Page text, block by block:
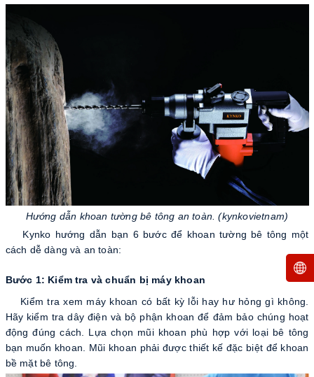
Hướng dẫn khoan tường bê tông an toàn. (kynkovietnam)
Kynko hướng dẫn bạn 6 bước để khoan tường bê tông một
cách dễ dàng và an toàn:
Bước 1: Kiểm tra và chuẩn bị máy khoan
Kiểm tra xem máy khoan có bất kỳ lỗi hay hư hỏng gì không.
Hãy kiểm tra dây điện và bộ phận khoan để đảm bảo chúng hoạt
động đúng cách. Lựa chọn mũi khoan phù hợp với loại bê tông
bạn muốn khoan. Mũi khoan phải được thiết kế đặc biệt để khoan
bề mặt bê tông.